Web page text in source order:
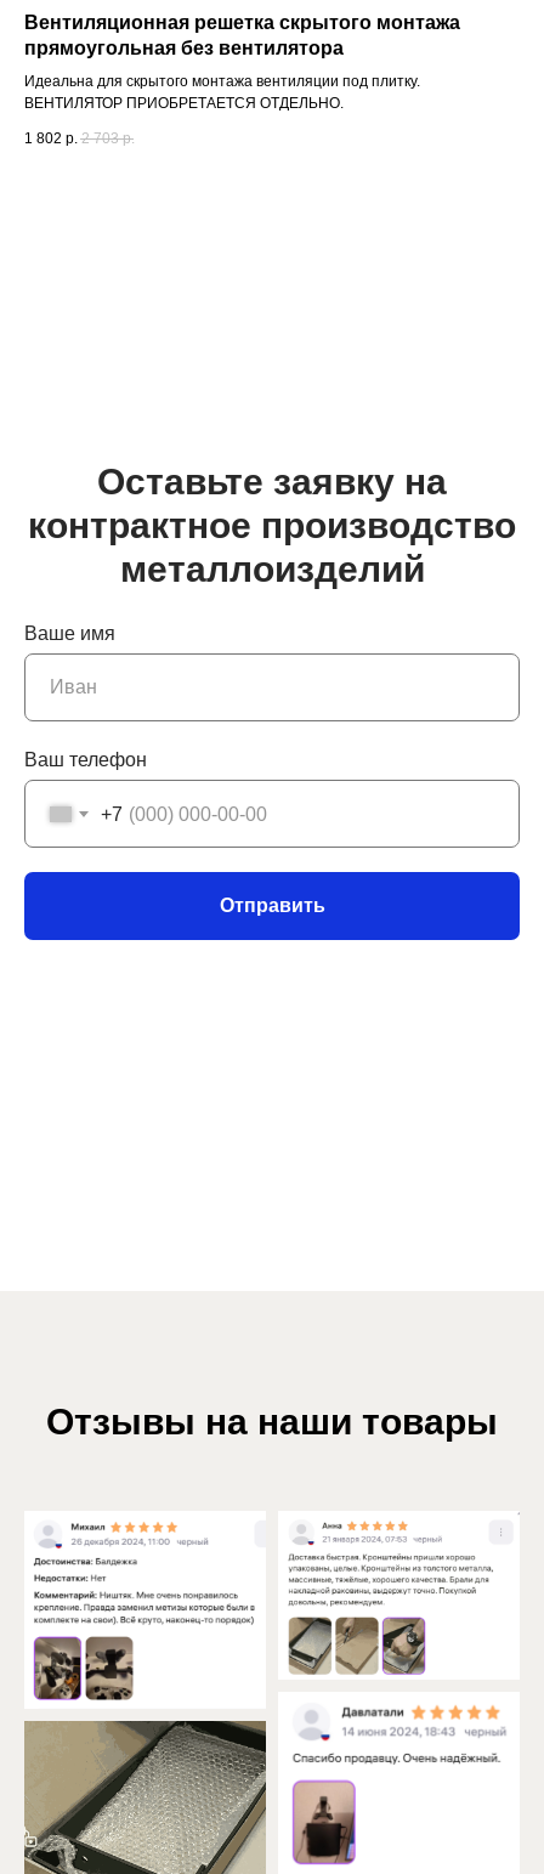
Вентиляционная решетка скрытого монтажа
прямоугольная без вентилятора
Идеальна для скрытого монтажа вентиляции под плитку.
ВЕНТИЛЯТОР ПРИОБРЕТАЕТСЯ ОТДЕЛЬНО.
1 802 р. 2 703 р.
Оставьте заявку на
контрактное производство
металлоизделий
Ваше имя
Ваш телефон
+7
Отправить
Отзывы на наши товары